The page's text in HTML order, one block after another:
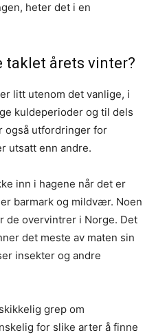
heter det i en
taklet årets vinter?
litt utenom det vanlige, i
kuldeperioder og til dels
også utfordringer for
utsatt enn andre.
inn i hagene når det er
barmark og mildvær. Noen
de overvintrer i Norge. Det
det meste av maten sin
insekter og andre
grep om
for slike arter å finne